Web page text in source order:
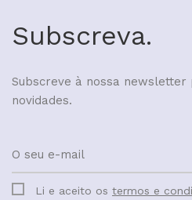
Subscreva.
Subscreve à nossa
novidades.
Li e aceito os termos e